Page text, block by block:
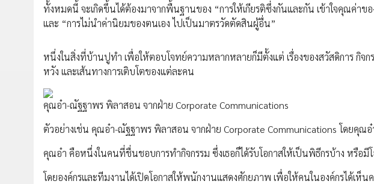
ทั้งหมดนี้ จะเกิดขึ้นได้ต้องมาจากพื้นฐานของ “การให้เกียรติซึ่งกันและกัน เข้าใจคุณค่าข
และ “การไม่นำค่านิยมของตนเอง ไปเป็นมาตรวัดตัดสินผู้อื่น”
หนึ่งในสิ่งที่บ้านปูทำ เพื่อให้ตอบโจทย์ความหลากหลายก็มีตั้งแต่ เรื่องของสวัสดิการ กิจ
หวัง และเส้นทางการเติบโตของแต่ละคน
คุณอ๋า-ณัฐฐาพร พิลาสอน จากฝ่าย Corporate Communications
ตัวอย่างเช่น คุณอ๋า-ณัฐฐาพร พิลาสอน จากฝ่าย Corporate Communications โดยคุณ
คุณอ๋า คือหนึ่งในคนที่ชื่นชอบการทำกิจกรรม ซึ่งเธอก็ได้รับโอกาสให้เป็นพิธีกรบ้าง หรือมี
โดยองค์กรและทีมงานได้เปิดโอกาสให้พนักงานแสดงศักยภาพ เพื่อให้คนในองค์กรได้เ